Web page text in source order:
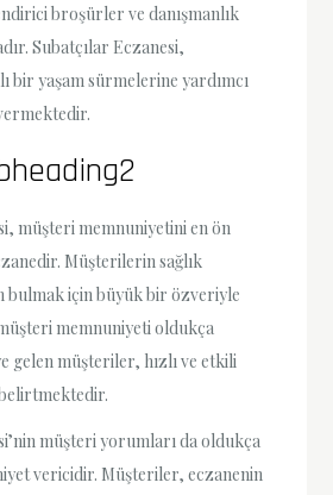
broşürler ve danışmanlık
Subatçılar Eczanesi,
bir yaşam sürmelerine yardımcı
müşteri memnuniyetini en ön
Müşterilerin sağlık
bulmak için büyük bir özveriyle
memnuniyeti oldukça
gelen müşteriler, hızlı ve etkili
müşteri yorumları da oldukça
vericidir. Müşteriler, eczanenin